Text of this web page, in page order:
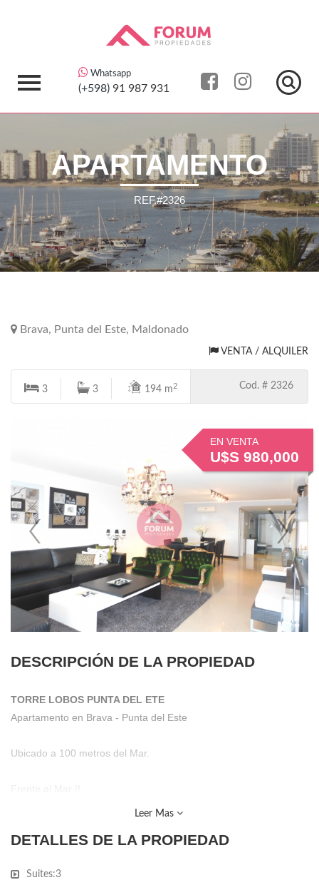
Whatsapp
(+598) 91 987 931
APARTAMENTO
REF.#2326
Brava, Punta del Este, Maldonado
VENTA / ALQUILER
3 3 194 m 2 Cod. # 2326
EN VENTA
U$S 980,000
DESCRIPCIÓN DE LA PROPIEDAD
TORRE LOBOS PUNTA DEL ETE
Apartamento en Brava - Punta del Este
Ubicado a 100 metros del Mar.
Leer Mas
DETALLES DE LA PROPIEDAD
Suites:3